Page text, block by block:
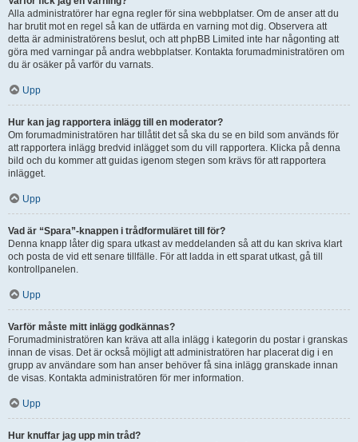
Alla administratörer har egna regler för sina webbplatser. Om de anser att du
har brutit mot en regel så kan de utfärda en varning mot dig. Observera att
detta är administratörens beslut, och att phpBB Limited inte har någonting att
göra med varningar på andra webbplatser. Kontakta forumadministratören om
du är osäker på varför du varnats.
Upp
Hur kan jag rapportera inlägg till en moderator?
Om forumadministratören har tillåtit det så ska du se en bild som används för
att rapportera inlägg bredvid inlägget som du vill rapportera. Klicka på denna
bild och du kommer att guidas igenom stegen som krävs för att rapportera
inlägget.
Upp
Vad är “Spara”-knappen i trådformuläret till för?
Denna knapp låter dig spara utkast av meddelanden så att du kan skriva klart
och posta de vid ett senare tillfälle. För att ladda in ett sparat utkast, gå till
kontrollpanelen.
Upp
Varför måste mitt inlägg godkännas?
Forumadministratören kan kräva att alla inlägg i kategorin du postar i granskas
innan de visas. Det är också möjligt att administratören har placerat dig i en
grupp av användare som han anser behöver få sina inlägg granskade innan
de visas. Kontakta administratören för mer information.
Upp
Hur knuffar jag upp min tråd?